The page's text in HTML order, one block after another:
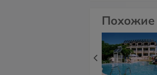
Похожие